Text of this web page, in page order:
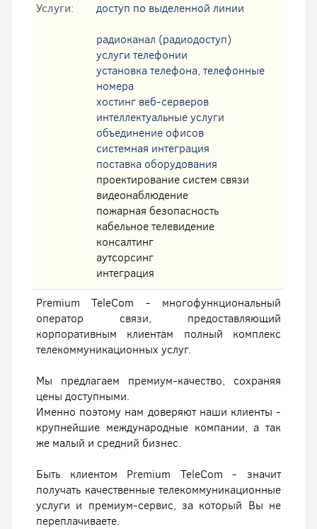
Услуги: доступ по выделенной линии
радиоканал (радиодоступ)
услуги телефонии
установка телефона, телефонные
номера
хостинг веб-серверов
интеллектуальные услуги
oбъединение офисов
системная интеграция
поставка оборудования
проектирование систем связи
видеонаблюдение
пожарная безопасность
кабельное телевидение
консалтинг
аутсорсинг
интеграция
Premium TeleCom - многофункциональный
оператор связи, предоставляющий
корпоративным клиентам полный комплекс
телекоммуникационных услуг.
Мы предлагаем премиум-качество, сохраняя
цены доступными.
Именно поэтому нам доверяют наши клиенты -
крупнейшие международные компании, а так
же малый и средний бизнес.
Быть клиентом Premium TeleCom - значит
получать качественные телекоммуникационные
услуги и премиум-сервис, за который Вы не
переплачиваете.